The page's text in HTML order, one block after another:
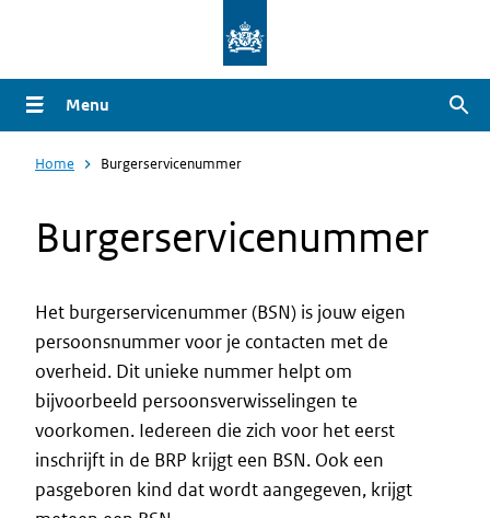
naar
de
gaan
Menu
Home Burgerservicenummer
Burgerservicenummer
Intro
Het burgerservicenummer (BSN) is jouw eigen
persoonsnummer voor je contacten met de
overheid. Dit unieke nummer helpt om
bijvoorbeeld persoonsverwisselingen te
voorkomen. Iedereen die zich voor het eerst
inschrijft in de BRP krijgt een BSN. Ook een
pasgeboren kind dat wordt aangegeven, krijgt